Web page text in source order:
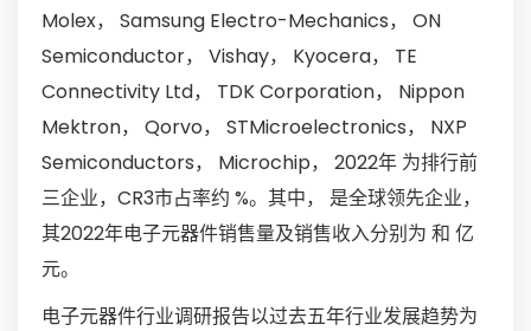
Molex， Samsung Electro-Mechanics， ON
Semiconductor， Vishay， Kyocera， TE
Connectivity Ltd， TDK Corporation， Nippon
Mektron， Qorvo， STMicroelectronics， NXP
Semiconductors， Microchip， 2022年 为排行前
三企业，CR3市占率约 %。其中， 是全球领先企业，
其2022年电子元器件销售量及销售收入分别为 和 亿
元。
电子元器件行业调研报告以过去五年行业发展趋势为